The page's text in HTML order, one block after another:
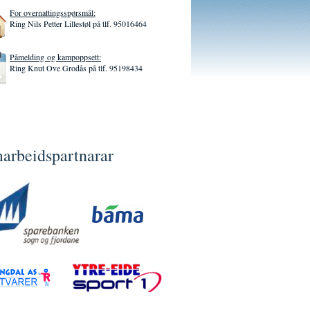
For overnattingsspørsmål:
Ring Nils Petter Lillestøl på tlf. 95016464
Påmelding og kampoppsett:
Ring Knut Ove Grodås på tlf. 95198434